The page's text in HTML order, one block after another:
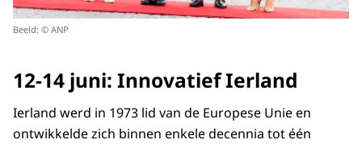
Beeld: © ANP
12-14 juni: Innovatief Ierland
Ierland werd in 1973 lid van de Europese Unie en
ontwikkelde zich binnen enkele decennia tot één